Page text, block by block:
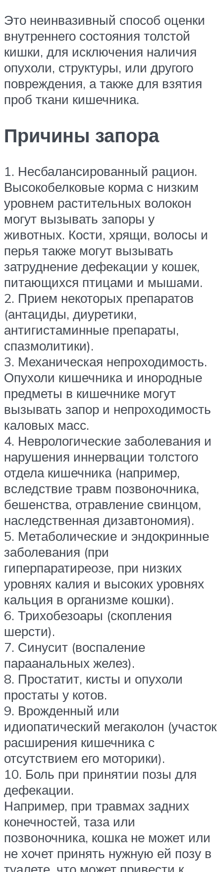
Это неинвазивный способ оценки
внутреннего состояния толстой
кишки, для исключения наличия
опухоли, структуры, или другого
повреждения, а также для взятия
проб ткани кишечника.
Причины запора
1. Несбалансированный рацион.
Высокобелковые корма с низким
уровнем растительных волокон
могут вызывать запоры у
животных. Кости, хрящи, волосы и
перья также могут вызывать
затруднение дефекации у кошек,
питающихся птицами и мышами.
2. Прием некоторых препаратов
(антациды, диуретики,
антигистаминные препараты,
спазмолитики).
3. Механическая непроходимость.
Опухоли кишечника и инородные
предметы в кишечнике могут
вызывать запор и непроходимость
каловых масс.
4. Неврологические заболевания и
нарушения иннервации толстого
отдела кишечника (например,
вследствие травм позвоночника,
бешенства, отравление свинцом,
наследственная дизавтономия).
5. Метаболические и эндокринные
заболевания (при
гиперпаратиреозе, при низких
уровнях калия и высоких уровнях
кальция в организме кошки).
6. Трихобезоары (скопления
шерсти).
7. Синусит (воспаление
параанальных желез).
8. Простатит, кисты и опухоли
простаты у котов.
9. Врожденный или
идиопатический мегаколон (участок
расширения кишечника с
отсутствием его моторики).
10. Боль при принятии позы для
дефекации.
Например, при травмах задних
конечностей, таза или
позвоночника, кошка не может или
не хочет принять нужную ей позу в